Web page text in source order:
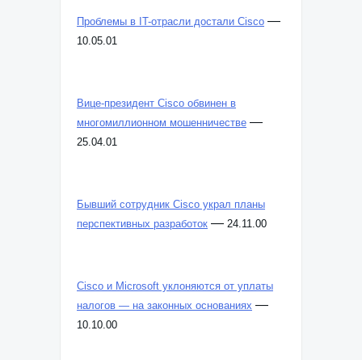
Проблемы в IT-отрасли достали Cisco —
10.05.01
Вице-президент Cisco обвинен в
многомиллионном мошенничестве —
25.04.01
Бывший сотрудник Cisco украл планы
перспективных разработок — 24.11.00
Cisco и Microsoft уклоняются от уплаты
налогов — на законных основаниях —
10.10.00